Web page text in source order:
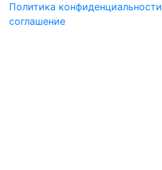
Политика конфиденциальности
соглашение